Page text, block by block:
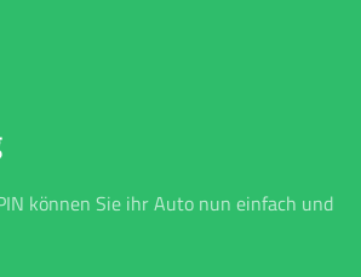
können Sie ihr Auto nun einfach und